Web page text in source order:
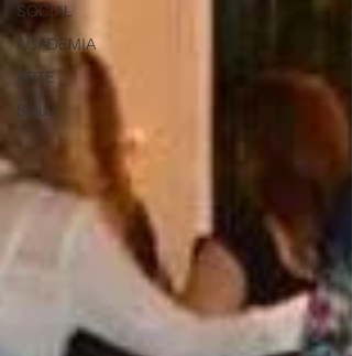
SOCIAL
ACADEMIA
ARTE
Salud